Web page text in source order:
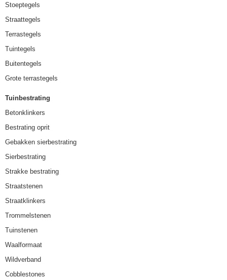
Stoeptegels
Straattegels
Terrastegels
Tuintegels
Buitentegels
Grote terrastegels
Tuinbestrating
Betonklinkers
Bestrating oprit
Gebakken sierbestrating
Sierbestrating
Strakke bestrating
Straatstenen
Straatklinkers
Trommelstenen
Tuinstenen
Waalformaat
Wildverband
Cobblestones